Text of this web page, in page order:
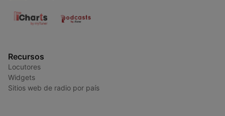
Recursos
Locutores
Widgets
Sitios web de radio por país